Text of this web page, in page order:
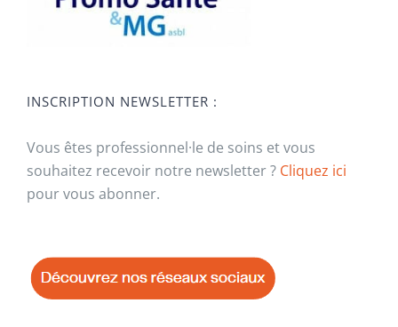
INSCRIPTION NEWSLETTER :
Vous êtes professionnel·le de soins et vous
souhaitez recevoir notre newsletter ? Cliquez ici
pour vous abonner.